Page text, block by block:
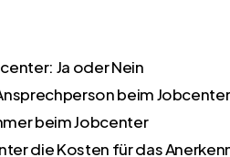
Ja oder Nein
beim Jobcenter
beim Jobcenter
die Kosten für das